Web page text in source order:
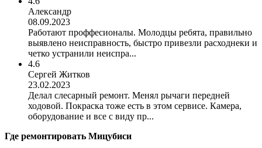
Александр
08.09.2023
Работают проффесионалы. Молодцы ребята, правильно
выявлено неисправность, быстро привезли расходнеки и
четко устранили неиспра...
4.6
Сергей Житков
23.02.2023
Делал слесарный ремонт. Менял рычаги передней
ходовой. Покраска тоже есть в этом сервисе. Камера,
оборудование и все с виду пр...
Где ремонтировать Мицубиси